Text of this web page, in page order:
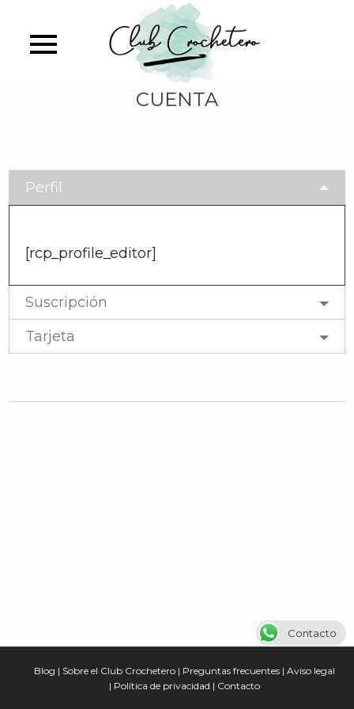
main
CUENTA
Perfil
[rcp_profile_editor]
Suscripción
Tarjeta
Blog | Sobre el Club Crochetero | Preguntas frecuentes |Aviso legal
| Política de privacidad | Contacto
Contacto